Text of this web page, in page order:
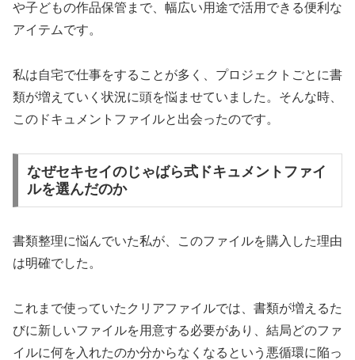
や子どもの作品保管まで、幅広い用途で活用できる便利な
アイテムです。
私は自宅で仕事をすることが多く、プロジェクトごとに書
類が増えていく状況に頭を悩ませていました。そんな時、
このドキュメントファイルと出会ったのです。
なぜセキセイのじゃばら式ドキュメントファイ
ルを選んだのか
書類整理に悩んでいた私が、このファイルを購入した理由
は明確でした。
これまで使っていたクリアファイルでは、書類が増えるた
びに新しいファイルを用意する必要があり、結局どのファ
イルに何を入れたのか分からなくなるという悪循環に陥っ